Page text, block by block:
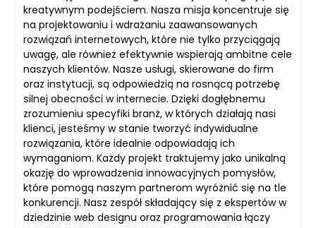
kreatywnym podejściem. Nasza misja koncentruje się
na projektowaniu i wdrażaniu zaawansowanych
rozwiązań internetowych, które nie tylko przyciągają
uwagę, ale również efektywnie wspierają ambitne cele
naszych klientów. Nasze usługi, skierowane do firm
oraz instytucji, są odpowiedzią na rosnącą potrzebę
silnej obecności w internecie. Dzięki dogłębnemu
zrozumieniu specyfiki branż, w których działają nasi
klienci, jesteśmy w stanie tworzyć indywidualne
rozwiązania, które idealnie odpowiadają ich
wymaganiom. Każdy projekt traktujemy jako unikalną
okazję do wprowadzenia innowacyjnych pomysłów,
które pomogą naszym partnerom wyróżnić się na tle
konkurencji. Nasz zespół składający się z ekspertów w
dziedzinie web designu oraz programowania łączy